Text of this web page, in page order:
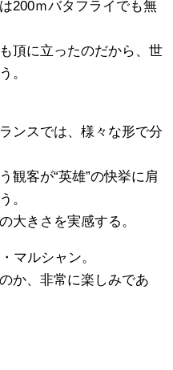
200ｍバタフライでも無
頂に立ったのだから、世
。
ンスでは、様々な形で分
観客が“英雄”の快挙に肩
。
大きさを実感する。
マルシャン。
か、非常に楽しみであ